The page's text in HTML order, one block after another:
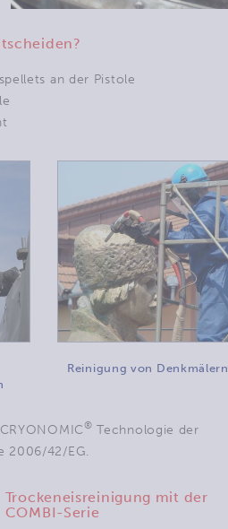
an der Pistole
Reinigung von Denkmälern
® Technologie der
2006/42/EG.
Trockeneisreinigung mit der
COMBI-Serie